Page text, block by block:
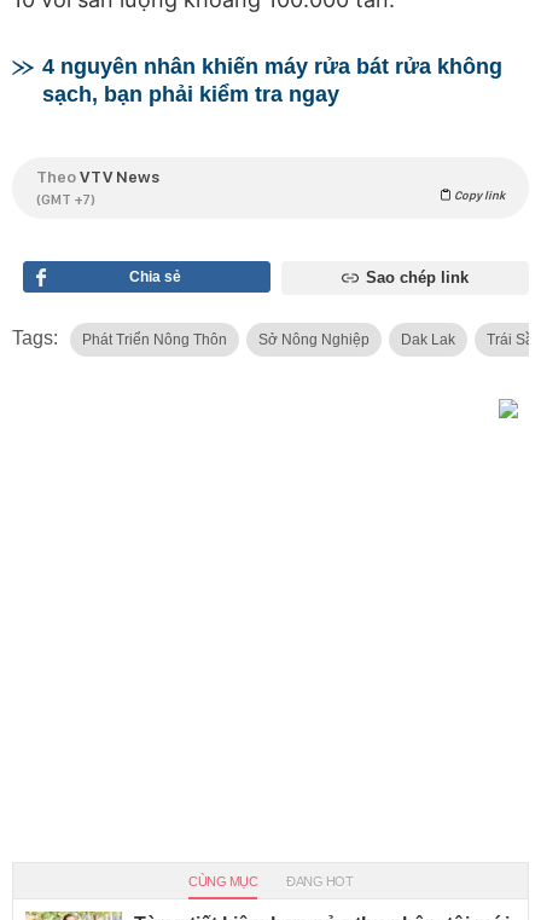
4 nguyên nhân khiến máy rửa bát rửa không
sạch, bạn phải kiểm tra ngay
TheoVTV News
(GMT +7) Copy link
Chia sẻ Sao chép link
Tags: Phát Triển Nông Thôn Sở Nông Nghiệp Dak Lak Trái
CÙNG MỤC ĐANG HOT